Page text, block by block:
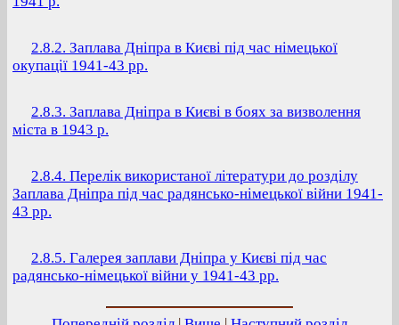
2.8.2. Заплава Дніпра в Києві під час німецької
окупації 1941-43 рр.
2.8.3. Заплава Дніпра в Києві в боях за визволення
міста в 1943 р.
2.8.4. Перелік використаної літератури до розділу
Заплава Дніпра під час радянсько-німецької війни 1941-
43 рр.
2.8.5. Галерея заплави Дніпра у Києві під час
радянсько-німецької війни у 1941-43 рр.